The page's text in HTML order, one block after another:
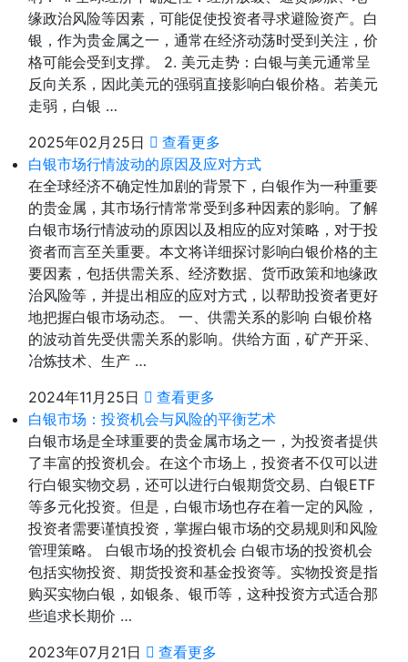
缘政治风险等因素，可能促使投资者寻求避险资产。白
银，作为贵金属之一，通常在经济动荡时受到关注，价
格可能会受到支撑。 2. 美元走势：白银与美元通常呈
反向关系，因此美元的强弱直接影响白银价格。若美元
走弱，白银 …
2025年02月25日
查看更多
白银市场行情波动的原因及应对方式
在全球经济不确定性加剧的背景下，白银作为一种重要
的贵金属，其市场行情常常受到多种因素的影响。了解
白银市场行情波动的原因以及相应的应对策略，对于投
资者而言至关重要。本文将详细探讨影响白银价格的主
要因素，包括供需关系、经济数据、货币政策和地缘政
治风险等，并提出相应的应对方式，以帮助投资者更好
地把握白银市场动态。 一、供需关系的影响 白银价格
的波动首先受供需关系的影响。供给方面，矿产开采、
冶炼技术、生产 …
2024年11月25日
查看更多
白银市场：投资机会与风险的平衡艺术
白银市场是全球重要的贵金属市场之一，为投资者提供
了丰富的投资机会。在这个市场上，投资者不仅可以进
行白银实物交易，还可以进行白银期货交易、白银ETF
等多元化投资。但是，白银市场也存在着一定的风险，
投资者需要谨慎投资，掌握白银市场的交易规则和风险
管理策略。 白银市场的投资机会 白银市场的投资机会
包括实物投资、期货投资和基金投资等。实物投资是指
购买实物白银，如银条、银币等，这种投资方式适合那
些追求长期价 …
2023年07月21日
查看更多